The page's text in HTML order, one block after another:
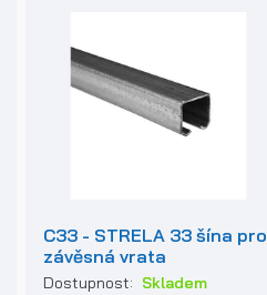
C33 - STRELA 33 šína pro
závěsná vrata
Dostupnost: Skladem